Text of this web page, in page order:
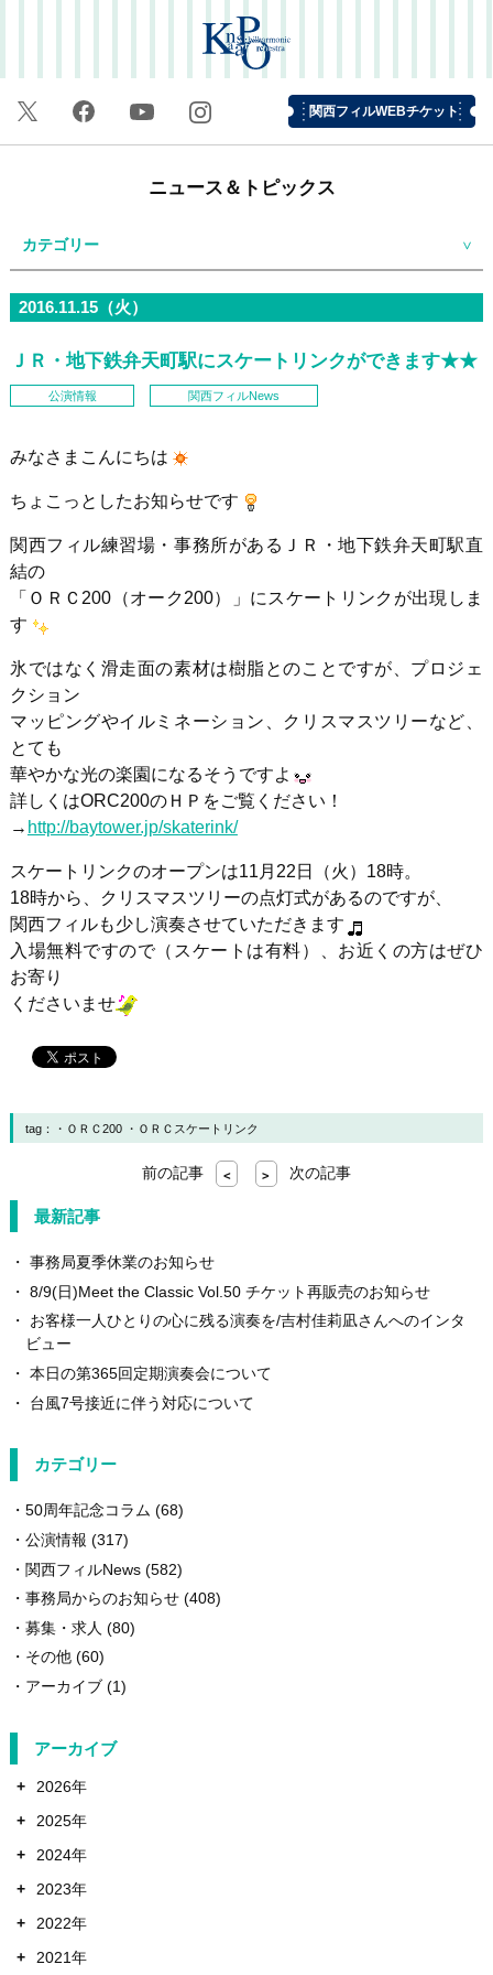
関西フィルWEBチケット
ニュース＆トピックス
カテゴリー
2016.11.15（火）
ＪＲ・地下鉄弁天町駅にスケートリンクができます★★
公演情報 関西フィルNews
みなさまこんにちは
ちょこっとしたお知らせです
関西フィル練習場・事務所があるＪＲ・地下鉄弁天町駅直
結の
「ＯＲＣ200（オーク200）」にスケートリンクが出現しま
す
氷ではなく滑走面の素材は樹脂とのことですが、プロジェ
クション
マッピングやイルミネーション、クリスマスツリーなど、
とても
華やかな光の楽園になるそうですよ
詳しくはORC200のＨＰをご覧ください！
→ http://baytower.jp/skaterink/
スケートリンクのオープンは11月22日（火）18時。
18時から、クリスマスツリーの点灯式があるのですが、
関西フィルも少し演奏させていただきます
入場無料ですので（スケートは有料）、お近くの方はぜひ
お寄り
くださいませ
tag： ＯＲＣ200 ＯＲＣスケートリンク
前の記事 < > 次の記事
最新記事
事務局夏季休業のお知らせ
8/9(日)Meet the Classic Vol.50 チケット再販売のお知らせ
お客様一人ひとりの心に残る演奏を/吉村佳莉凪さんへのインタ
ビュー
本日の第365回定期演奏会について
台風7号接近に伴う対応について
カテゴリー
50周年記念コラム (68)
公演情報 (317)
関西フィルNews(582)
事務局からのお知らせ(408)
募集・求人 (80)
その他(60)
アーカイブ(1)
アーカイブ
+
2026年
+
2025年
+
2024年
+
2023年
+
2022年
+
2021年